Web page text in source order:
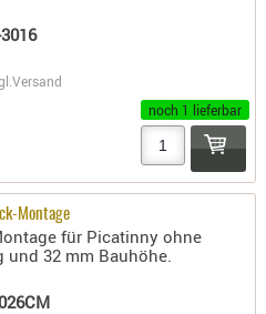
Versand
noch 1 lieferbar
Montage
für Picatinny ohne
und 32 mm Bauhöhe.